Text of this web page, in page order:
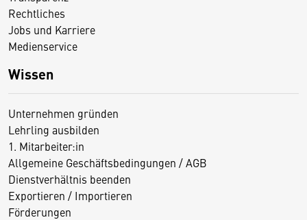
Rechtliches
Jobs und Karriere
Medienservice
Wissen
Unternehmen gründen
Lehrling ausbilden
1. Mitarbeiter:in
Allgemeine Geschäftsbedingungen / AGB
Dienstverhältnis beenden
Exportieren / Importieren
Förderungen